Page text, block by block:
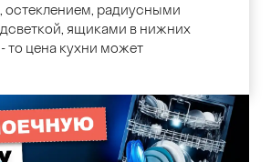
остеклением, радиусными
ящиками в нижних
то цена кухни может